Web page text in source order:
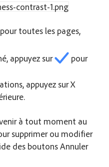
toutes les pages,
appuyez sur
pour
appuyez sur X
à tout moment au
supprimer ou modifier
des boutons Annuler